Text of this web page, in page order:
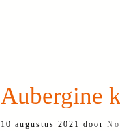
Aubergine
10 augustus 2021 door